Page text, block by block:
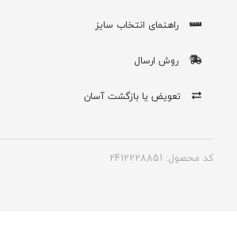
راهنمای انتخاب سایز
روش ارسال
تعویض یا بازگشت آسان
کد محصول: 2412228851